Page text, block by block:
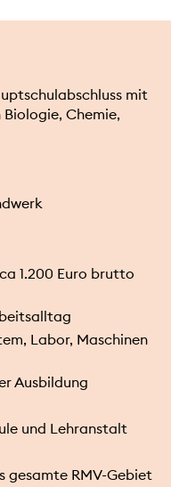
mit
Chemie,
1.200 Euro brutto
Labor, Maschinen
Ausbildung
und Lehranstalt
gesamte RMV-Gebiet